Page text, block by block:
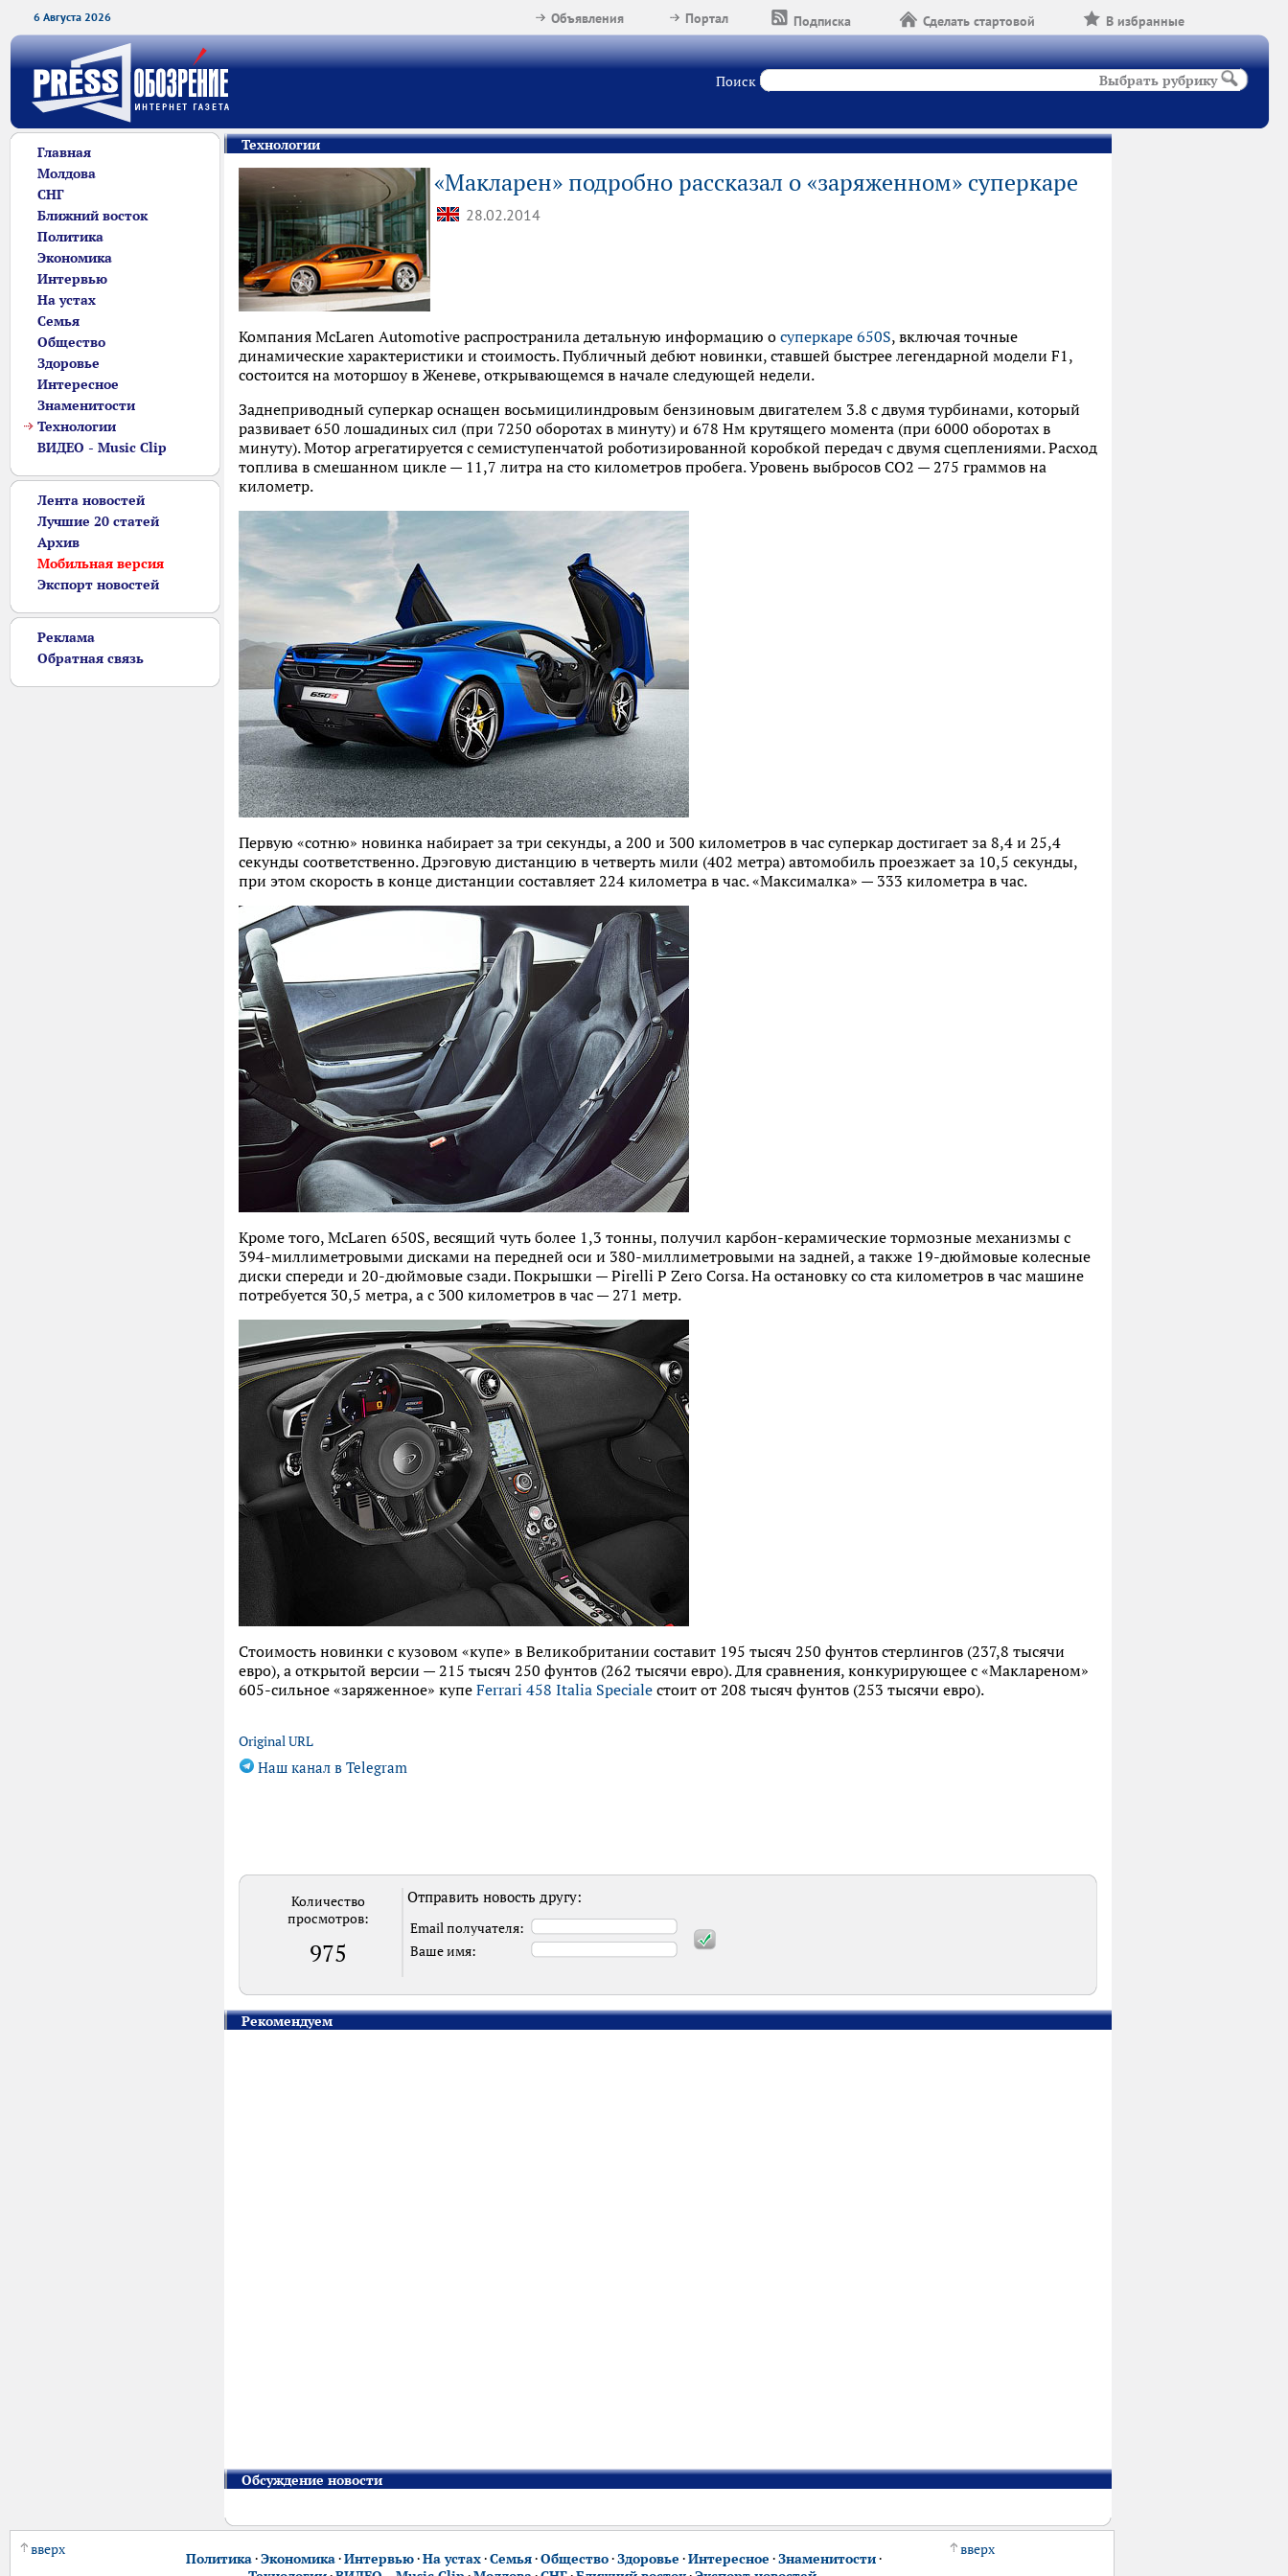
6 Августа 2026 В избранные
Сделать стартовой
Подписка
Портал
Объявления
Поиск Выбрать рубрику
Главная
Молдова
СНГ
Ближний восток
Политика
Экономика
Интервью
На устах
Семья
Общество
Здоровье
Интересное
Знаменитости
Технологии
ВИДЕО - Music Clip
Лента новостей
Лучшие 20 статей
Архив
Мобильная версия
Экспорт новостей
Реклама
Обратная связь
Технологии
«Макларен» подробно рассказал о «заряженном» суперкаре
28.02.2014
Компания McLaren Automotive распространила детальную информацию о суперкаре 650S, включая точные
динамические характеристики и стоимость. Публичный дебют новинки, ставшей быстрее легендарной модели F1,
состоится на моторшоу в Женеве, открывающемся в начале следующей недели.
Заднеприводный суперкар оснащен восьмицилиндровым бензиновым двигателем 3.8 с двумя турбинами, который
развивает 650 лошадиных сил (при 7250 оборотах в минуту) и 678 Нм крутящего момента (при 6000 оборотах в
минуту). Мотор агрегатируется с семиступенчатой роботизированной коробкой передач с двумя сцеплениями. Расход
топлива в смешанном цикле — 11,7 литра на сто километров пробега. Уровень выбросов CO2 — 275 граммов на
километр.
Первую «сотню» новинка набирает за три секунды, а 200 и 300 километров в час суперкар достигает за 8,4 и 25,4
секунды соответственно. Дрэговую дистанцию в четверть мили (402 метра) автомобиль проезжает за 10,5 секунды,
при этом скорость в конце дистанции составляет 224 километра в час. «Максималка» — 333 километра в час.
Кроме того, McLaren 650S, весящий чуть более 1,3 тонны, получил карбон-керамические тормозные механизмы с
394-миллиметровыми дисками на передней оси и 380-миллиметровыми на задней, а также 19-дюймовые колесные
диски спереди и 20-дюймовые сзади. Покрышки — Pirelli P Zero Corsa. На остановку со ста километров в час машине
потребуется 30,5 метра, а с 300 километров в час — 271 метр.
Стоимость новинки с кузовом «купе» в Великобритании составит 195 тысяч 250 фунтов стерлингов (237,8 тысячи
евро), а открытой версии — 215 тысяч 250 фунтов (262 тысячи евро). Для сравнения, конкурирующее с «Маклареном»
605-сильное «заряженное» купе Ferrari 458 Italia Speciale стоит от 208 тысяч фунтов (253 тысячи евро).
Original URL
Наш канал в Telegram
Количество
просмотров:
975
Отправить новость другу:
Email получателя:
Ваше имя:
Рекомендуем
Обсуждение новости
вверх
Политика·Экономика·Интервью·На устах·Семья·Общество·Здоровье ·Интересное ·Знаменитости·
вверх